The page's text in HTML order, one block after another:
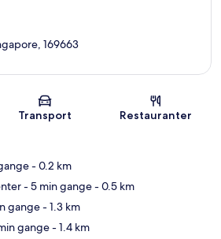
Kart
169663
Transport Restauranter
- 0.2 km
- 5 min gange- 0.5 km
gange- 1.3 km
gange- 1.4 km